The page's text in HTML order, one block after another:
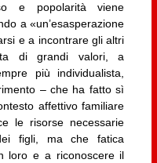
e popolarità viene
a «un’esasperazione
e a incontrare gli altri
di grandi valori, a
più individualista,
– che ha fatto sì
affettivo familiare
le risorse necessarie
figli, ma che fatica
loro e a riconoscere il